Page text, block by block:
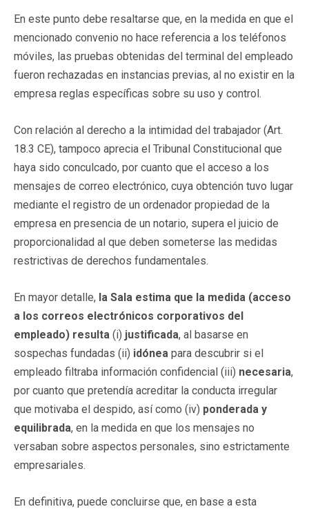
En este punto debe resaltarse que, en la medida en que el
mencionado convenio no hace referencia a los teléfonos
móviles, las pruebas obtenidas del terminal del empleado
fueron rechazadas en instancias previas, al no existir en la
empresa reglas específicas sobre su uso y control.
Con relación al derecho a la intimidad del trabajador (Art.
18.3 CE), tampoco aprecia el Tribunal Constitucional que
haya sido conculcado, por cuanto que el acceso a los
mensajes de correo electrónico, cuya obtención tuvo lugar
mediante el registro de un ordenador propiedad de la
empresa en presencia de un notario, supera el juicio de
proporcionalidad al que deben someterse las medidas
restrictivas de derechos fundamentales.
En mayor detalle, la Sala estima que la medida (acceso
a los correos electrónicos corporativos del
empleado) resulta (i) justificada, al basarse en
sospechas fundadas (ii) idónea para descubrir si el
empleado filtraba información confidencial (iii) necesaria,
por cuanto que pretendía acreditar la conducta irregular
que motivaba el despido, así como (iv) ponderada y
equilibrada, en la medida en que los mensajes no
versaban sobre aspectos personales, sino estrictamente
empresariales.
En definitiva, puede concluirse que, en base a esta